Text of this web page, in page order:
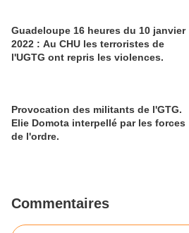
Guadeloupe 16 heures du 10 janvier
2022 : Au CHU les terroristes de
l'UGTG ont repris les violences.
Provocation des militants de l'GTG.
Elie Domota interpellé par les forces
de l'ordre.
Commentaires